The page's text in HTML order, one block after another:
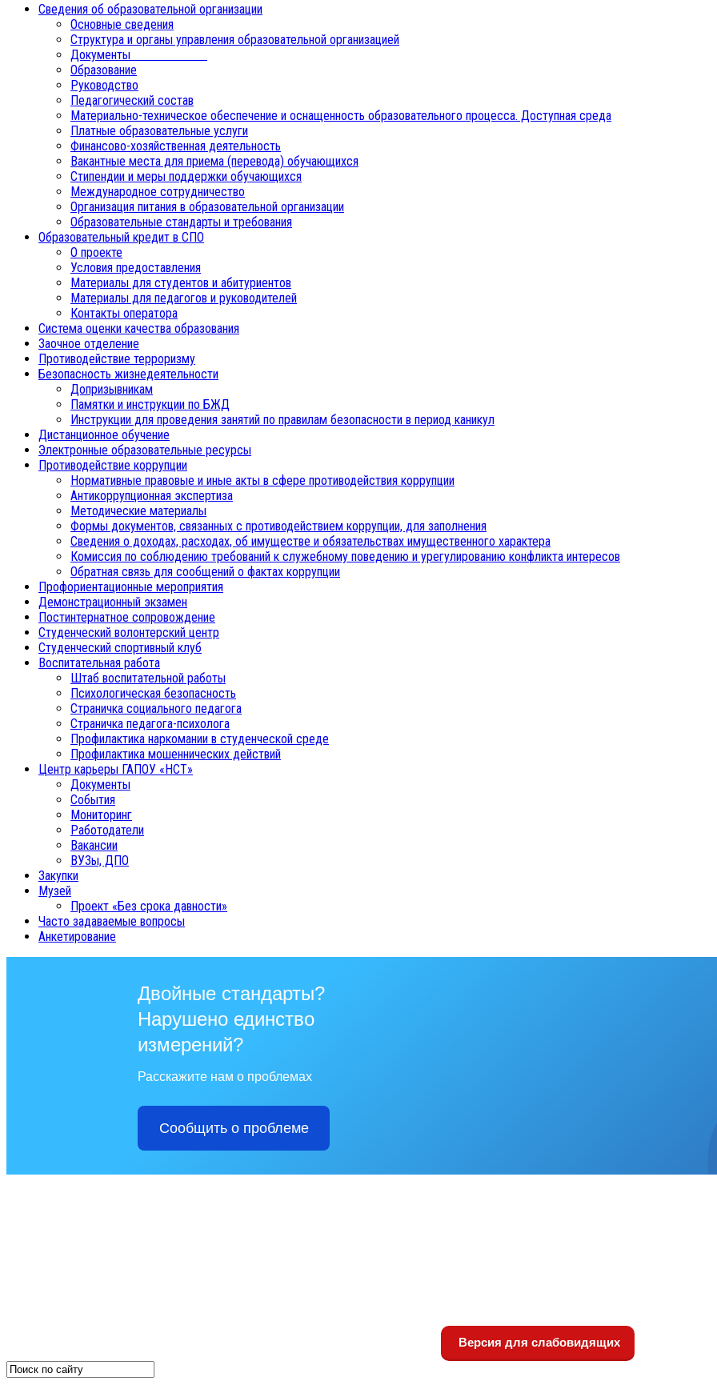
Сведения об образовательной организации
Основные сведения
Структура и органы управления образовательной организацией
Документы
Образование
Руководство
Педагогический состав
Материально-техническое обеспечение и оснащенность образовательного процесса. Доступная среда
Платные образовательные услуги
Финансово-хозяйственная деятельность
Вакантные места для приема (перевода) обучающихся
Стипендии и меры поддержки обучающихся
Международное сотрудничество
Организация питания в образовательной организации
Образовательные стандарты и требования
Образовательный кредит в СПО
О проекте
Условия предоставления
Материалы для студентов и абитуриентов
Материалы для педагогов и руководителей
Контакты оператора
Система оценки качества образования
Заочное отделение
Противодействие терроризму
Безопасность жизнедеятельности
Допризывникам
Памятки и инструкции по БЖД
Инструкции для проведения занятий по правилам безопасности в период каникул
Дистанционное обучение
Электронные образовательные ресурсы
Противодействие коррупции
Нормативные правовые и иные акты в сфере противодействия коррупции
Антикоррупционная экспертиза
Методические материалы
Формы документов, связанных с противодействием коррупции, для заполнения
Сведения о доходах, расходах, об имуществе и обязательствах имущественного характера
Комиссия по соблюдению требований к служебному поведению и урегулированию конфликта интересов
Обратная связь для сообщений о фактах коррупции
Профориентационные мероприятия
Демонстрационный экзамен
Постинтернатное сопровождение
Студенческий волонтерский центр
Студенческий спортивный клуб
Воспитательная работа
Штаб воспитательной работы
Психологическая безопасность
Страничка социального педагога
Страничка педагога-психолога
Профилактика наркомании в студенческой среде
Профилактика мошеннических действий
Центр карьеры ГАПОУ «НСТ»
Документы
События
Мониторинг
Работодатели
Вакансии
ВУЗы, ДПО
Закупки
Музей
Проект «Без срока давности»
Часто задаваемые вопросы
Анкетирование
Двойные стандарты?
Нарушено единство
измерений?
Расскажите нам о проблемах
Сообщить о проблеме
Версия для слабовидящих